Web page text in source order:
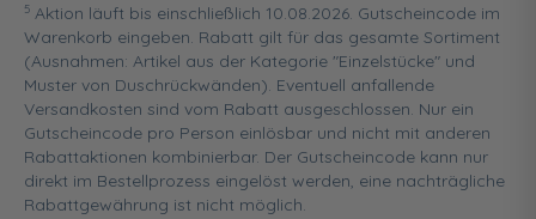
5 Aktion läuft bis einschließlich 10.08.2026. Gutscheincode im
Warenkorb eingeben. Rabatt gilt für das gesamte Sortiment
(Ausnahmen: Artikel aus der Kategorie "Einzelstücke" und
Muster von Duschrückwänden). Eventuell anfallende
Versandkosten sind vom Rabatt ausgeschlossen. Nur ein
Gutscheincode pro Person einlösbar und nicht mit anderen
Rabattaktionen kombinierbar. Der Gutscheincode kann nur
direkt im Bestellprozess eingelöst werden, eine nachträgliche
Rabattgewährung ist nicht möglich.